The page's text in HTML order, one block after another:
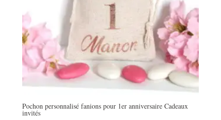
Pochon personnalisé fanions pour 1er anniversaire Cadeaux
invités